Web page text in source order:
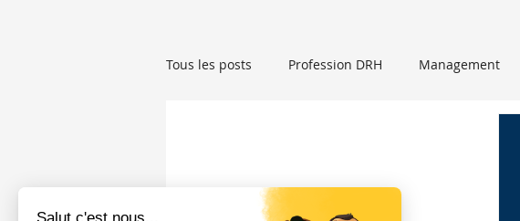
Tous les posts Profession DRH Management
Auteur RH Femmes et RH